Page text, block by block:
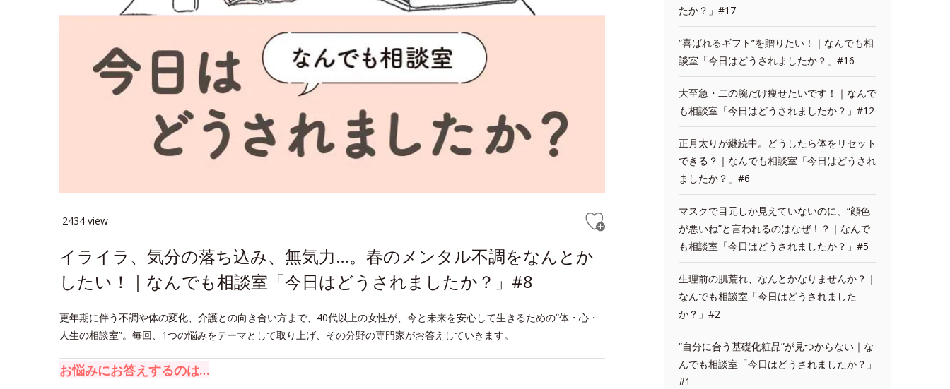
2434 view
イライラ、気分の落ち込み、無気力…。春のメンタル不調をなんとか
したい！｜なんでも相談室「今日はどうされましたか？」#8
更年期に伴う不調や体の変化、介護との向き合い方まで、40代以上の女性が、今と未来を安心して生きるための“体・心・
人生の相談室”。毎回、1つの悩みをテーマとして取り上げ、その分野の専門家がお答えしていきます。
お悩みにお答えするのは…
たか？」#17
“喜ばれるギフト”を贈りたい！｜なんでも相
談室「今日はどうされましたか？」#16
大至急・二の腕だけ痩せたいです！｜なんで
も相談室「今日はどうされましたか？」#12
正月太りが継続中。どうしたら体をリセット
できる？｜なんでも相談室「今日はどうされ
ましたか？」#6
マスクで目元しか見えていないのに、“顔色
が悪いね”と言われるのはなぜ！？｜なんで
も相談室「今日はどうされましたか？」#5
生理前の肌荒れ、なんとかなりませんか？｜
なんでも相談室「今日はどうされました
か？」#2
“自分に合う基礎化粧品”が見つからない｜な
んでも相談室「今日はどうされましたか？」
#1